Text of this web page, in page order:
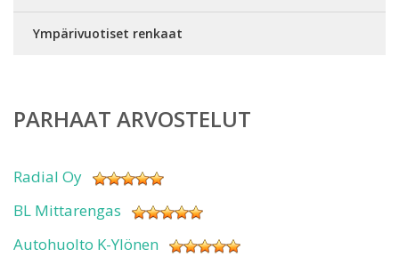
Ympärivuotiset renkaat
PARHAAT ARVOSTELUT
Radial Oy
BL Mittarengas
Autohuolto K-Ylönen